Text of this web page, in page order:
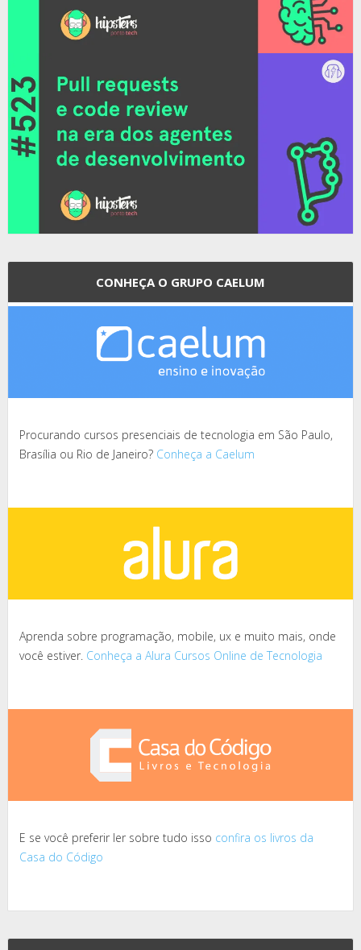
CONHEÇA O GRUPO CAELUM
Procurando cursos presenciais de tecnologia em São Paulo,
Brasília ou Rio de Janeiro? Conheça a Caelum
Aprenda sobre programação, mobile, ux e muito mais, onde
você estiver. Conheça a Alura Cursos Online de Tecnologia
E se você preferir ler sobre tudo isso confira os livros da
Casa do Código